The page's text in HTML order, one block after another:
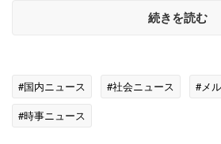
続きを読む
#国内ニュース #社会ニュース #メ
#時事ニュース